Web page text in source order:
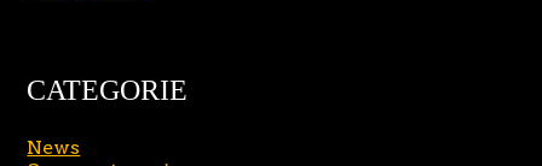
CATEGORIE
News